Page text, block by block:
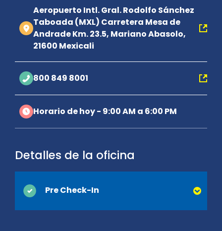
Aeropuerto Intl. Gral. Rodolfo Sánchez
Taboada (MXL) Carretera Mesa de
Andrade Km. 23.5, Mariano Abasolo,
21600 Mexicali
800 849 8001
Horario de hoy - 9:00 AM a 6:00 PM
Detalles de la oficina
Pre Check-In